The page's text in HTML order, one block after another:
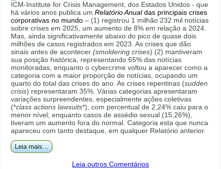
ICM-Institute for Crisis Management, dos Estados Unidos - que
há vários anos publica umRelatório Anualdas principais crises
corporativas no mundo – (1) registrou 1 milhão 232 mil notícias
sobre crises em 2025, um aumento de 8% em relação a 2024.
Mas, ainda significativamente abaixo do pico de quase dois
milhões de casos registrados em 2023. As crises que dão
sinais antes de acontecer(smoldering crises) (2) mantiveram
sua posição histórica, representando 65% das notícias
monitoradas, enquanto o cybercrime voltou a aparecer como a
categoria com a maior proporção de notícias, ocupando um
quarto do total das crises do ano. As crises repentinas (sudden
crisis) representaram 35%. Várias categorias apresentaram
variações surpreendentes, especialmente ações coletivas
(*class actions lawsuits*), com percentual de 2,24% caiu para o
menor nível; enquanto casos de assédio sexual (15,26%),
tiveram um aumento fora do normal. Categoria esta que nunca
apareceu com tanto destaque, em qualquer Relatório anterior.
Leia mais...
Leia outros Comentários